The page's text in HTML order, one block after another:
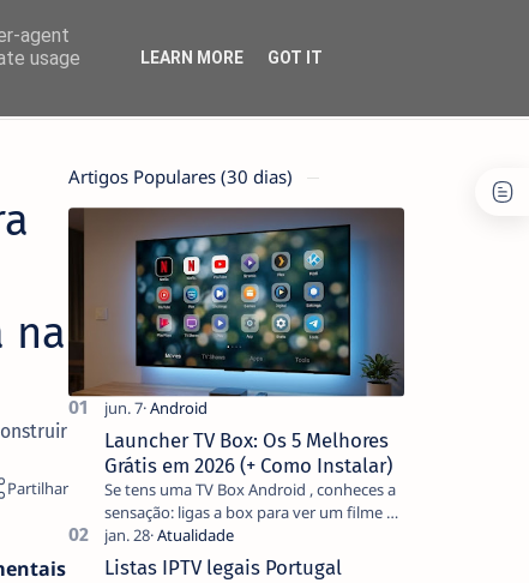
na
Artigos Populares (30 dias)
Launcher TV Box: Os 5 Melhores
Grátis em 2026 (+ Como Instalar)
Se tens uma TV Box Android , conheces a
sensação: ligas a box para ver um filme e
o ecrã inicial está coberto de sugestões
que não pediste, ban…
Listas IPTV legais Portugal
agent
usage
LEARN MORE GOT IT